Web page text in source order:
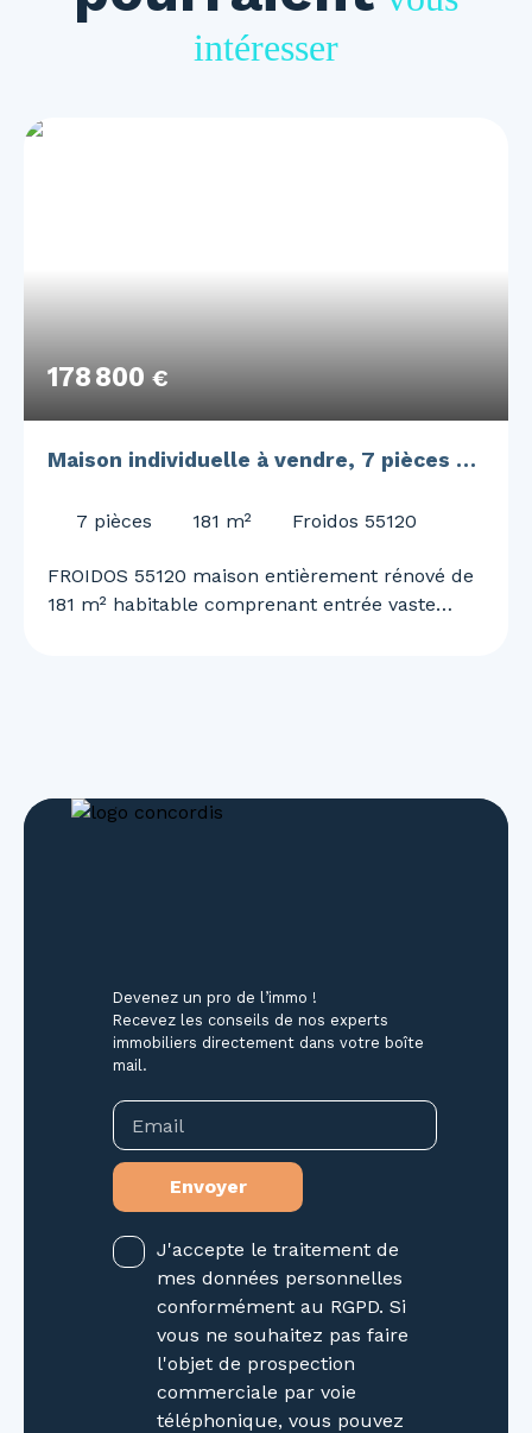
intéresser
178 800 €
Maison individuelle à vendre, 7 pièces -
7 pièces 181 m² Froidos 55120
FROIDOS 55120 maison entièrement rénové de
181 m² habitable comprenant entrée vaste
Devenez un pro de l’immo !
Recevez les conseils de nos experts
immobiliers directement dans votre boîte
mail.
Email
Envoyer
J'accepte le traitement de
mes données personnelles
conformément au RGPD. Si
vous ne souhaitez pas faire
l'objet de prospection
commerciale par voie
téléphonique, vous pouvez